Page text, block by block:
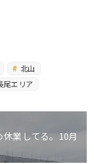
北山
尾エリア
業してる。10月